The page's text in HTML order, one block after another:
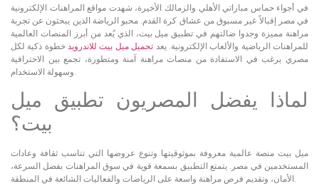
في أجواء حماس مباراتي الأهلي والزمالك الأخيرة، شهدت مواقع المراهنات الإلكترونية
في مصر إقبالاً غير مسبوق من عشاق كرة القدم. محبو الرياضة الذين يبحثون عن تجربة
مراهنة مميزة وجدوا ضالتهم في تطبيق ميل بيت، الذي يُعد من أبرز المنصات العالمية
للمراهنات الرياضية والألعاب الإلكترونية. يعد تحميل ميل بيت للاندرويدخطوة ذكية لكل
مصري يرغب في الاستفادة من منصات مراهنة آمنة ومتطورة، تجمع بين الاحترافية
وسهولة الاستخدام.
لماذا يفضل المصريون تطبيق ميل
بيت؟
ميل بيت منصة عالمية معروفة بموثوقيتها وتنوع عروضها التي تناسب ثقافة وعادات
المستخدمين في مصر. يتمتع التطبيق بسمعة قوية في سوق المراهنات بفضل السرعة،
الأمان، وتقديم فرص مراهنة واسعة على الرياضات والفعاليات الشائعة في المنطقة.